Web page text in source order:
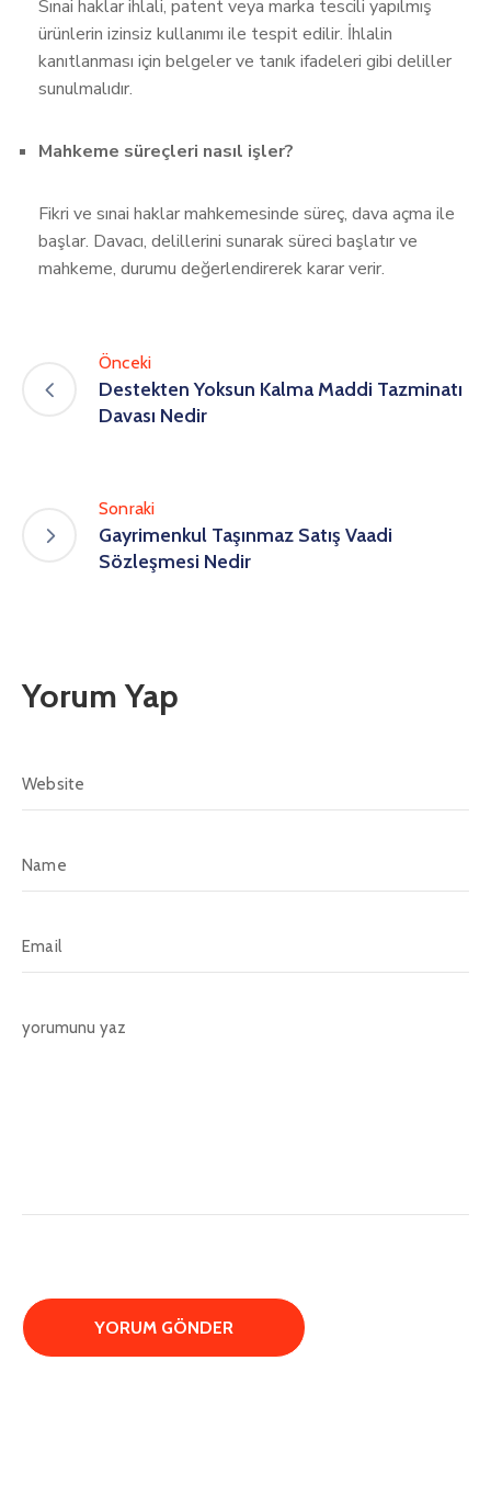
Sınai haklar ihlali, patent veya marka tescili yapılmış
ürünlerin izinsiz kullanımı ile tespit edilir. İhlalin
kanıtlanması için belgeler ve tanık ifadeleri gibi deliller
sunulmalıdır.
Mahkeme süreçleri nasıl işler?
Fikri ve sınai haklar mahkemesinde süreç, dava açma ile
başlar. Davacı, delillerini sunarak süreci başlatır ve
mahkeme, durumu değerlendirerek karar verir.
Önceki
Destekten Yoksun Kalma Maddi Tazminatı
Davası Nedir
Sonraki
Gayrimenkul Taşınmaz Satış Vaadi
Sözleşmesi Nedir
Yorum Yap